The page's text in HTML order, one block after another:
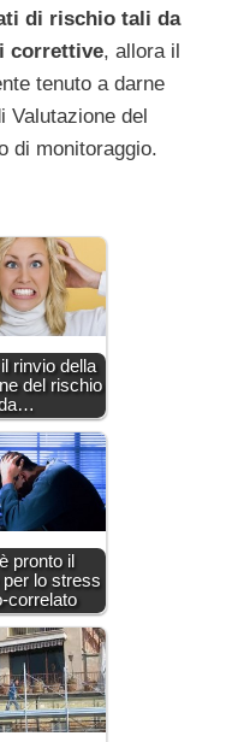
di rischio tali da
correttive, allora il
tenuto a darne
Valutazione del
di monitoraggio.
rinvio della
del rischio
pronto il
lo stress
correlato